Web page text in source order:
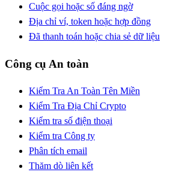
Cuộc gọi hoặc số đáng ngờ
Địa chỉ ví, token hoặc hợp đồng
Đã thanh toán hoặc chia sẻ dữ liệu
Công cụ An toàn
Kiểm Tra An Toàn Tên Miền
Kiểm Tra Địa Chỉ Crypto
Kiểm tra số điện thoại
Kiểm tra Công ty
Phân tích email
Thăm dò liên kết